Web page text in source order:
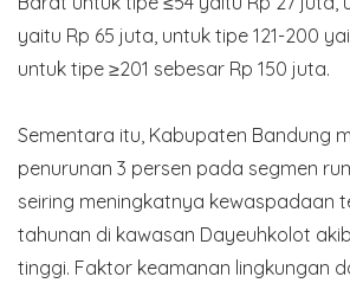
yaitu Rp 65 juta, untuk tipe 121-200
untuk tipe ≥201 sebesar Rp 150 juta.
Sementara itu, Kabupaten Bandung
penurunan 3 persen pada segmen
seiring meningkatnya kewaspadaan
tahunan di kawasan Dayeuhkolot
tinggi. Faktor keamanan lingkungan